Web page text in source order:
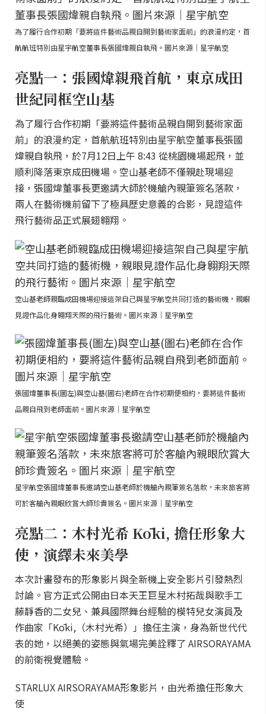
為了履行合作初期「要將這件藝術品親自開到藝術家面前」的浪漫約定，首
航航班特別由星宇航空董事長張國煒親自執飛。圖片來源｜星宇航空
亮點一：張國煒親飛首航，東京成田
世紀同框空山基
為了履行合作初期「要將這件藝術品親自開到藝術家面
前」的浪漫約定，首航航班特別由星宇航空董事長張國
煒親自執飛，於7月12日上午 8:43 從桃園機場起飛，並
順利降落東京成田機場。空山基老師不僅親赴現場迎
接，張國煒董事長更邀請大師於機艙內親筆簽名落款，
兩人在藝術機前留下了極具歷史意義的合影，見證這件
飛行藝術品正式展翅翱翔。
空山基老師親臨成田機場迎接這架自己與星宇航空共同打造的藝術機，親眼
見證作品化身翱翔天際的飛行藝術。圖片來源｜星宇航空
張國煒董事長(圖左)與空山基(圖右)老師在合作初期便相約，要將這件藝術
品親自飛到老師面前。圖片來源｜星宇航空
星宇航空張國煒董事長邀請空山基老師於機艙內親筆簽名落款，未來旅客將
可於客艙內親眼欣賞大師珍貴簽名。圖片來源｜星宇航空
亮點二：木村光希 Kōki, 擔任形象大
使，演繹未來美學
本次計畫發布的形象影片與全新機上安全影片引發熱烈
討論。官方正式公開由日本天王巨星木村拓哉與歌手工
藤靜香的二女兒、兼具國際舞台經驗的模特兒女演員及
作曲家「Kōki,（木村光希）」擔任主演，身為新世代代
表的她，以絕美的姿態與氣場完美詮釋了 AIRSORAYAMA
的前衛視覺體驗。
STARLUX AIRSORAYAMA形象影片，由光希擔任形象大
使